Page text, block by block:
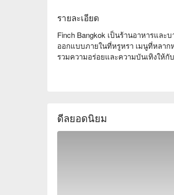
รายละเอียด
Finch Bangkok เป็นร้านอาหารแล
ออกแบบภายในที่หรูหรา เมนูที่หลา
รวมความอร่อยและความบันเทิงให้กั
การตกแต่งของร้านหรูหราและทัน
Finch มีเมนูอาหารที่สร้างสรรค์ซึ่งผ
จานหลัก และมีเครื่องดื่มแอลกอฮอล์
ดีลยอดนิยม